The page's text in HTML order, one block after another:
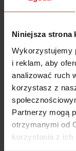
Niniejsza strona
Wykorzystujemy
i reklam, aby
analizować ruch
korzystasz z
Partnerzy mogą
otrzymanymi od
korzystania z ich
się, że to on sam
kierowcę podczas
Podsumowując:
którym
zostałeś
winy, bo
kształtowała
bezpłatny,
Kiedy